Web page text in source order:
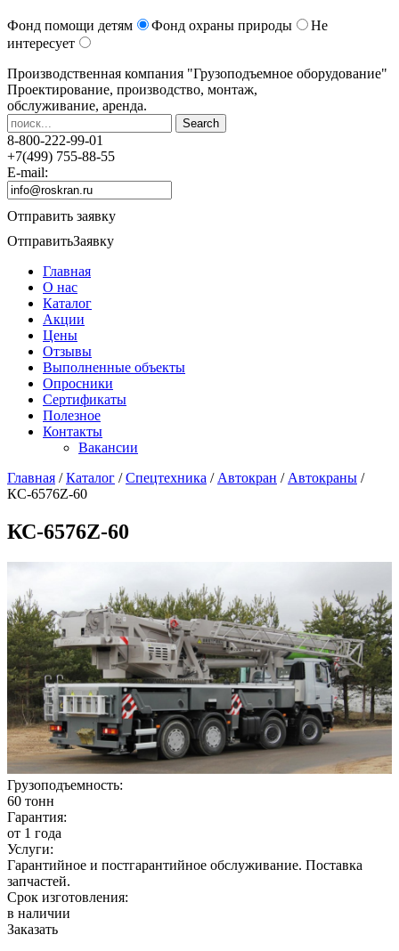
Фонд помощи детям Фонд охраны природы
Не
интересует
Производственная компания "Грузоподъемное оборудование"
Проектирование, производство, монтаж,
обслуживание, аренда.
8-800-222-99-01
+7(499) 755-88-55
E-mail:
Отправить заявку
ОтправитьЗаявку
Главная
О нас
Каталог
Акции
Цены
Отзывы
Выполненные объекты
Опросники
Сертификаты
Полезное
Контакты
Вакансии
Главная /Каталог /Спецтехника / Автокран / Автокраны /
КС-6576Z-60
КС-6576Z-60
Грузоподъемность:
60 тонн
Гарантия:
от 1 года
Услуги:
Гарантийное и постгарантийное обслуживание. Поставка
запчастей.
Срок изготовления:
в наличии
Заказать